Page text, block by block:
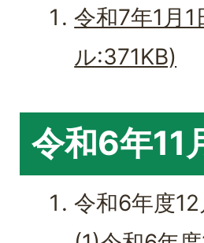
令和7年1月
ル:371KB)
令和6年11
令和6年度